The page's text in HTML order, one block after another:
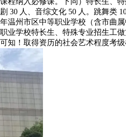
30 人、音综文化 50 人。跳舞类
温州市区中等职业学校（含市曲
业学校特长生、特殊专业招生工
知！取得资历的社会艺术程度考